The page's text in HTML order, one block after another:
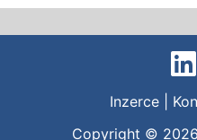
Inzerce|
Copyright © 2026